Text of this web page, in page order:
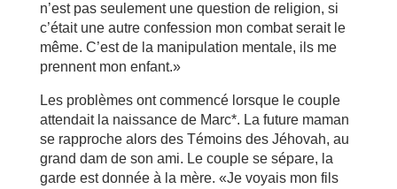
n’est pas seulement une question de religion, si
c’était une autre confession mon combat serait le
même. C’est de la manipulation mentale, ils me
prennent mon enfant.»
Les problèmes ont commencé lorsque le couple
attendait la naissance de Marc*. La future maman
se rapproche alors des Témoins des Jéhovah, au
grand dam de son ami. Le couple se sépare, la
garde est donnée à la mère. «Je voyais mon fils